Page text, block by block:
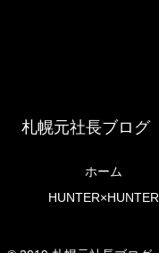
札幌元社長ブログ
ホーム
HUNTER×HUNTER